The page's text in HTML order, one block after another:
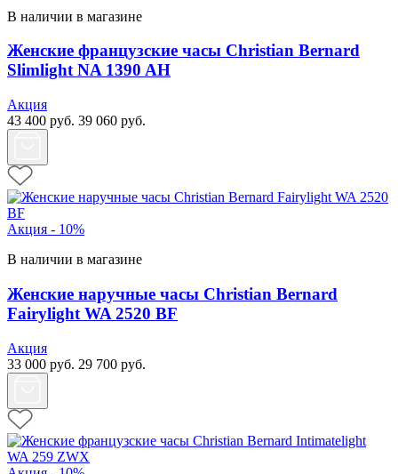
В наличии в магазине
Женские французские часы Christian Bernard
Slimlight NA 1390 AH
Акция
43 400 руб. 39 060 руб.
Акция - 10%
В наличии в магазине
Женские наручные часы Christian Bernard
Fairylight WA 2520 BF
Акция
33 000 руб. 29 700 руб.